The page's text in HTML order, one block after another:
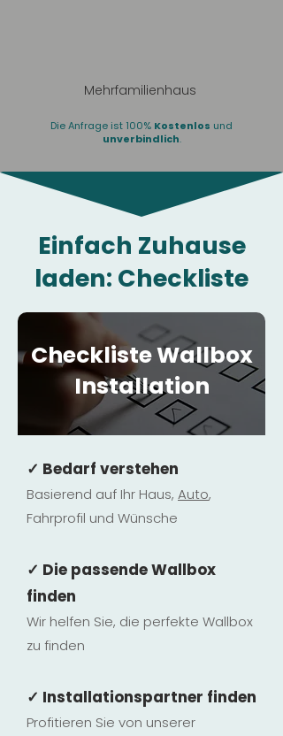
Mehrfamilienhaus
Die Anfrage ist 100% Kostenlos und
unverbindlich.
Einfach Zuhause
laden: Checkliste
Checkliste Wallbox
Installation
✓ Bedarf verstehen
Basierend auf Ihr Haus, Auto,
Fahrprofil und Wünsche
✓ Die passende Wallbox
finden
Wir helfen Sie, die perfekte Wallbox
zu finden
✓ Installationspartner finden
Profitieren Sie von unserer